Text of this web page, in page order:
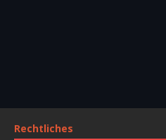
Rechtliches